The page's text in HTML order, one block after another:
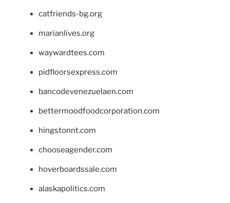
catfriends-bg.org
marianlives.org
waywardtees.com
pidfloorsexpress.com
bancodevenezuelaen.com
bettermoodfoodcorporation.com
hingstonnt.com
chooseagender.com
hoverboardssale.com
alaskapolitics.com